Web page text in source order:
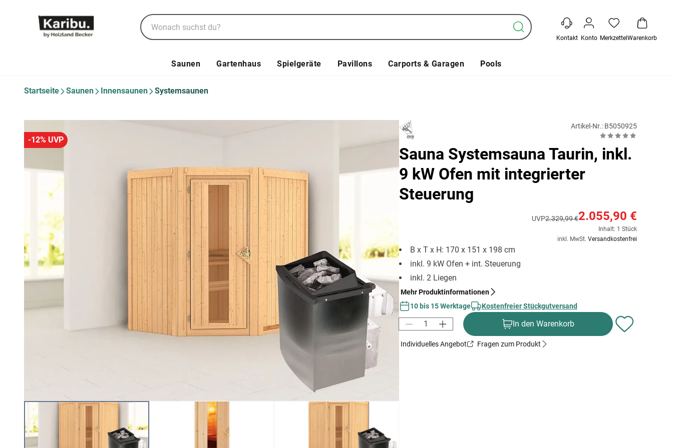
Kontakt Konto Merkzettel Warenkorb
Saunen Gartenhaus Spielgeräte Pavillons Carports & Garagen Pools
Startseite Saunen Innensaunen Systemsaunen
-12% UVP
Artikel-Nr.: B5050925
Sauna Systemsauna Taurin, inkl.
9 kW Ofen mit integrierter
Steuerung
UVP2.329,99 €2.055,90 €
Inhalt: 1 Stück
inkl. MwSt. Versandkostenfrei
B x T x H: 170 x 151 x 198 cm
inkl. 9 kW Ofen + int. Steuerung
inkl. 2 Liegen
Mehr Produktinformationen
10 bis 15 Werktage
Kostenfreier Stückgutversand
In den Warenkorb
Individuelles Angebot Fragen zum Produkt